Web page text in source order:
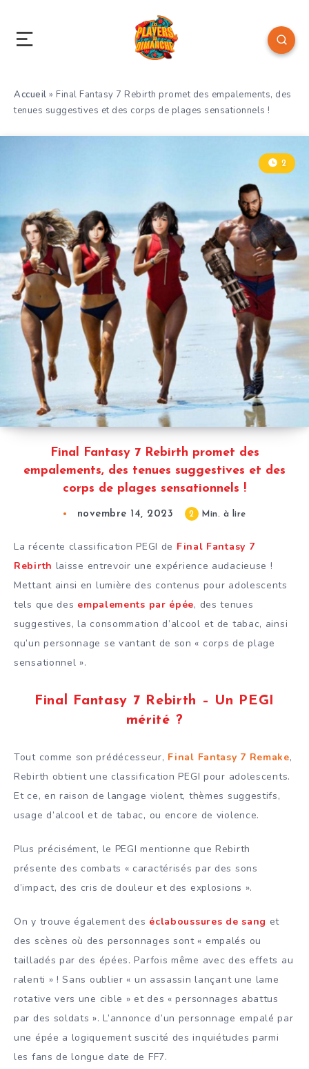
Accueil » Final Fantasy 7 Rebirth promet des empalements, des
tenues suggestives et des corps de plages sensationnels !
Final Fantasy 7 Rebirth promet des
empalements, des tenues suggestives et des
corps de plages sensationnels !
2
novembre 14, 2023 2 Min. à lire
La récente classification PEGI de Final Fantasy 7
Rebirth laisse entrevoir une expérience audacieuse !
Mettant ainsi en lumière des contenus pour adolescents
tels que des empalements par épée, des tenues
suggestives, la consommation d’alcool et de tabac, ainsi
qu’un personnage se vantant de son « corps de plage
sensationnel ».
Final Fantasy 7 Rebirth – Un PEGI
mérité ?
Tout comme son prédécesseur, Final Fantasy 7 Remake,
Rebirth obtient une classification PEGI pour adolescents.
Et ce, en raison de langage violent, thèmes suggestifs,
usage d’alcool et de tabac, ou encore de violence.
Plus précisément, le PEGI mentionne que Rebirth
présente des combats « caractérisés par des sons
d’impact, des cris de douleur et des explosions ».
On y trouve également des éclaboussures de sang et
des scènes où des personnages sont « empalés ou
tailladés par des épées. Parfois même avec des effets au
ralenti » ! Sans oublier « un assassin lançant une lame
rotative vers une cible » et des « personnages abattus
par des soldats ». L’annonce d’un personnage empalé par
une épée a logiquement suscité des inquiétudes parmi
les fans de longue date de FF7.